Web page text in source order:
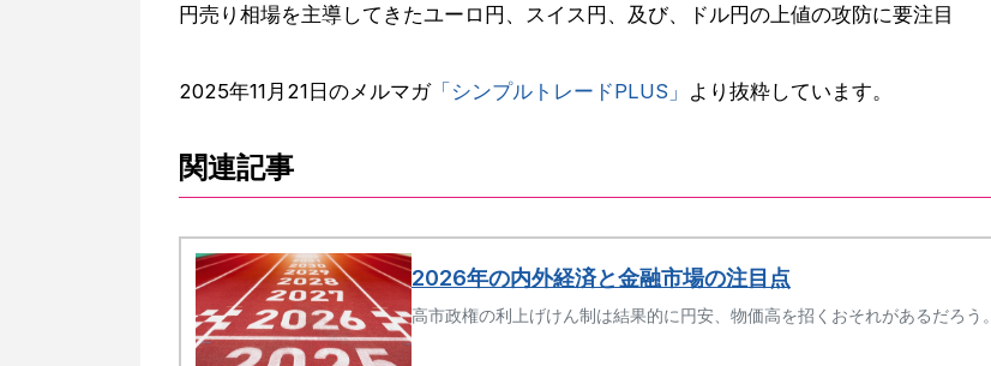
円売り相場を主導してきたユーロ円、スイス円、及び、ドル円の上値の攻防に要注目
2025年11月21日のメルマガ「シンプルトレードPLUS」 より抜粋しています。
関連記事
2026年の内外経済と金融市場の注目点
高市政権の利上げけん制は結果的に円安、物価高を招くおそれがあるだろう。